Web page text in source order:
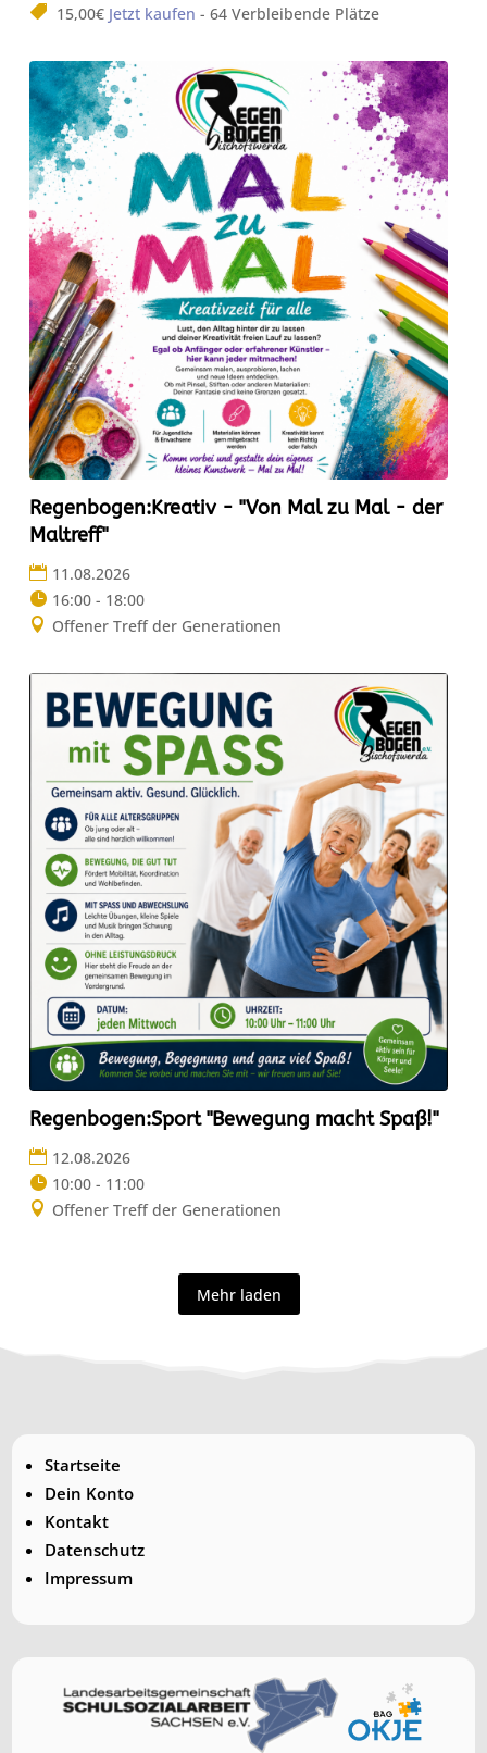
15,00€ Jetzt kaufen - 64 Verbleibende Plätze
Regenbogen:Kreativ - "Von Mal zu Mal - der
Maltreff"
11.08.2026
16:00 - 18:00
Offener Treff der Generationen
Regenbogen:Sport "Bewegung macht Spaß!"
12.08.2026
10:00 - 11:00
Offener Treff der Generationen
Mehr laden
Startseite
Dein Konto
Kontakt
Datenschutz
Impressum